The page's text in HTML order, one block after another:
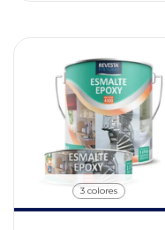
3 colores